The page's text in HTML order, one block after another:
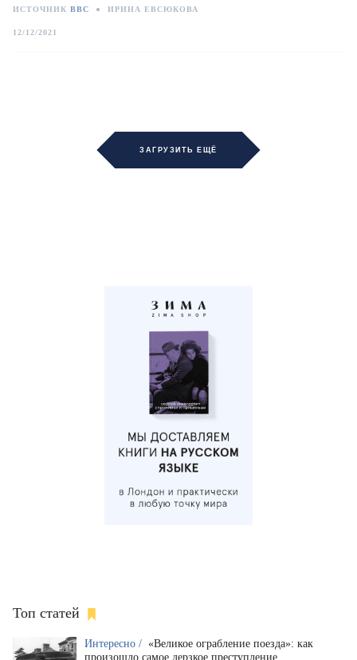
ИСТОЧНИК BBC ● ИРИНА ЕВСЮКОВА
12/12/2021
ЗАГРУЗИТЬ ЕЩЁ
Топ статей
Интересно / «Великое ограбление поезда»: как
произошло самое дерзкое преступление